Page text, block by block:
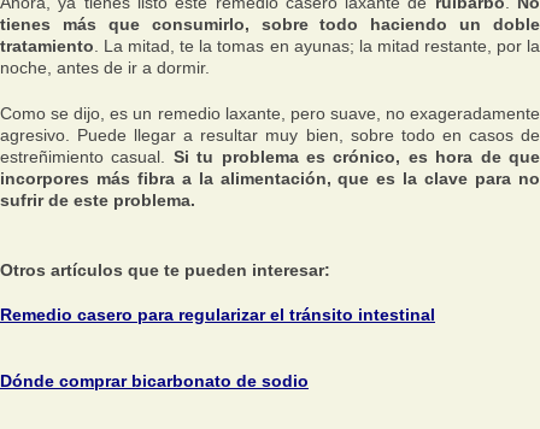
tienes más que consumirlo, sobre todo haciendo un doble
tratamiento . La mitad, te la tomas en ayunas; la mitad restante, por la
noche, antes de ir a dormir.
Como se dijo, es un remedio laxante, pero suave, no exageradamente
agresivo. Puede llegar a resultar muy bien, sobre todo en casos de
estreñimiento casual. Si tu problema es crónico, es hora de que
incorpores más fibra a la alimentación, que es la clave para no
sufrir de este problema.
Otros artículos que te pueden interesar:
Remedio casero para regularizar el tránsito intestinal
Dónde comprar bicarbonato de sodio